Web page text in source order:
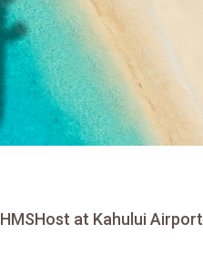
HMSHost at Kahului Airport